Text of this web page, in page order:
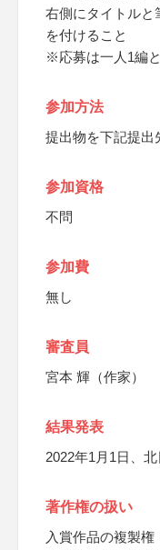
右側にタイトルと
を付けること
※応募は一人1編
参加方法
提出物を下記提出
参加資格
不問
参加費
無し
審査員
宮本 輝（作家）
結果発表
2022年1月1日、
著作権の扱い
入賞作品の複製